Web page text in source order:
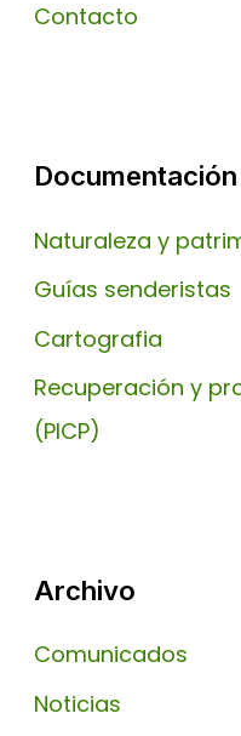
Contacto
Documentación
Naturaleza y
Guías senderistas
Cartografia
Recuperación y
(PICP)
Archivo
Comunicados
Noticias